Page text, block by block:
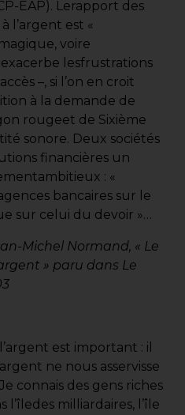
EAP). Lerapport des
l’argent est «
voire
lesfrustrations
–, si l’on en croit
à la demande de
rougeet de Sixième
sonore. Deux sociétés
financières un
: «
bancaires sur le
sur celui du devoir »…
Michel Normand, « Le
» paru dans Le
est important : il
ne nous asservisse
connais des gens riches
l’îledes milliardaires, l’île